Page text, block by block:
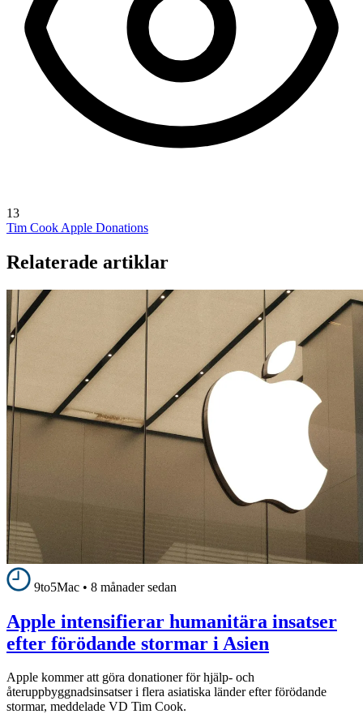
13
Tim Cook Apple Donations
Relaterade artiklar
9to5Mac • 8 månader sedan
Apple intensifierar humanitära insatser
efter förödande stormar i Asien
Apple kommer att göra donationer för hjälp- och
återuppbyggnadsinsatser i flera asiatiska länder efter förödande
stormar, meddelade VD Tim Cook.